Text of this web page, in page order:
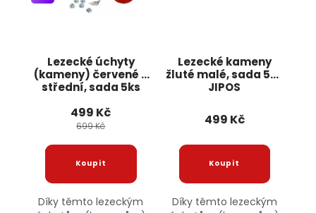
Lezecké úchyty
(kameny) červené -
střední, sada 5ks
499 Kč
699 Kč
Díky těmto lezeckým
Lezecké kameny
žluté malé, sada 5ks
JIPOS
499 Kč
Díky těmto lezeckým